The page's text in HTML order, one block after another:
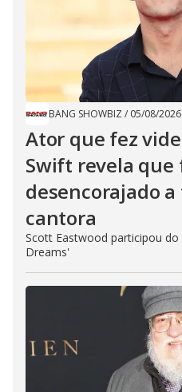
BANG SHOWBIZ / 05/08/2026
Ator que fez
Swift revela que
desencorajado
cantora
Scott Eastwood participou
Dreams'